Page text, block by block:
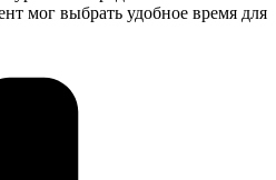
мог выбрать удобное время для